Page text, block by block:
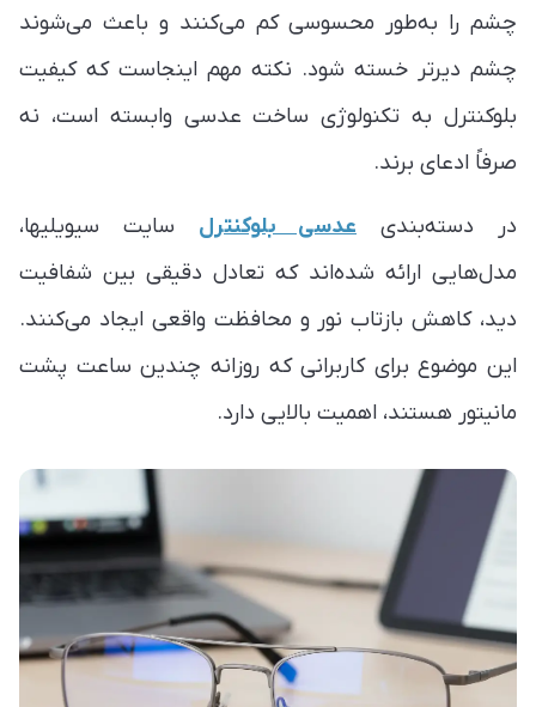
چشم را به‌طور محسوسی کم می‌کنند و باعث می‌شوند
چشم دیرتر خسته شود. نکته مهم اینجاست که کیفیت
بلوکنترل به تکنولوژی ساخت عدسی وابسته است، نه
صرفاً ادعای برند.
در دسته‌بندی عدسی بلوکنترل سایت سیویلیها،
مدل‌هایی ارائه شده‌اند که تعادل دقیقی بین شفافیت
دید، کاهش بازتاب نور و محافظت واقعی ایجاد می‌کنند.
این موضوع برای کاربرانی که روزانه چندین ساعت پشت
مانیتور هستند، اهمیت بالایی دارد.